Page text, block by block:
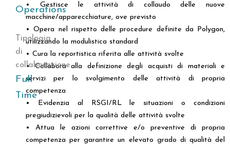
• Gestisce le attività di collaudo delle nuove
macchine/apparecchiature, ove previsto
• Opera nel rispetto delle procedure definite da Polygon,
utilizzando la modulistica standard
• Cura la reportistica riferita alle attività svolte
• Collabora alla definizione degli acquisti di materiali e
servizi per lo svolgimento delle attività di propria
competenza
• Evidenzia al RSGI/RL le situazioni o condizioni
pregiudizievoli per la qualità delle attività svolte
• Attua le azioni correttive e/o preventive di propria
competenza per garantire un elevato grado di qualità del
Operations
Tipologia
di
collaborazione
Full
Time